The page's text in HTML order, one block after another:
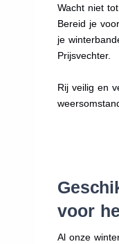
Wacht niet
Bereid je
je
Prijsvechter.
Rij veilig en
voor
Al onze